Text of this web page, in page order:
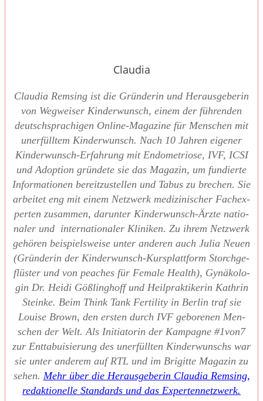
Claudia
Clau­dia Rem­sing ist die Grün­de­rin und Her­aus­ge­be­rin
von Weg­wei­ser Kin­der­wunsch, einem der füh­ren­den
deutsch­spra­chi­gen Online-Maga­zi­ne für Men­schen mit
uner­füll­tem Kin­der­wunsch. Nach 10 Jah­ren eige­ner
Kin­der­wunsch-Erfah­rung mit Endo­me­trio­se, IVF, ICSI
und Adop­ti­on grün­de­te sie das Maga­zin, um fun­dier­te
Infor­ma­tio­nen bereit­zu­stel­len und Tabus zu bre­chen. Sie
arbei­tet eng mit einem Netz­werk medi­zi­ni­scher Fach­ex­
per­ten zusam­men, dar­un­ter Kin­der­wunsch-Ärz­te natio­
na­ler und inter­na­tio­na­ler Kli­ni­ken. Zu ihrem Netz­werk
gehö­ren bei­spiels­wei­se unter ande­ren auch Julia Neu­en
(Grün­de­rin der Kin­der­wunsch-Kurs­platt­form Storch­ge­
flüs­ter und von pea­ches für Fema­le Health), Gynä­ko­lo­
gin Dr. Hei­di Göß­ling­hoff und Heil­prak­ti­ke­rin Kath­rin
Stein­ke. Beim Think Tank Fer­ti­li­ty in Ber­lin traf sie
Loui­se Brown, den ers­ten durch IVF gebo­re­nen Men­
schen der Welt. Als Initia­to­rin der Kam­pa­gne #1von7
zur Ent­ta­bui­sie­rung des uner­füll­ten Kin­der­wunschs war
sie unter ande­rem auf RTL und im Bri­git­te Maga­zin zu
sehen. Mehr über die Her­aus­ge­be­rin Clau­dia Rem­sing,
redak­tio­nel­le Stan­dards und das Exper­ten­netz­werk.